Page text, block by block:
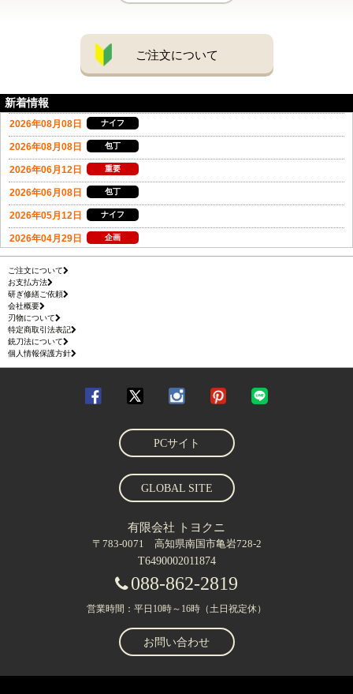
ご注文について
新着情報
ご注文について
お支払方法
研ぎ修繕ご依頼
会社概要
刃物について
特定商取引法表記
銃刀法について
個人情報保護方針
PCサイト
GLOBAL SITE
有限会社 トヨクニ
〒783-0071 高知県南国市亀岩728-2
T6490002011874
088-862-2819
営業時間：平日10時～16時（土日祝定休）
お問い合わせ